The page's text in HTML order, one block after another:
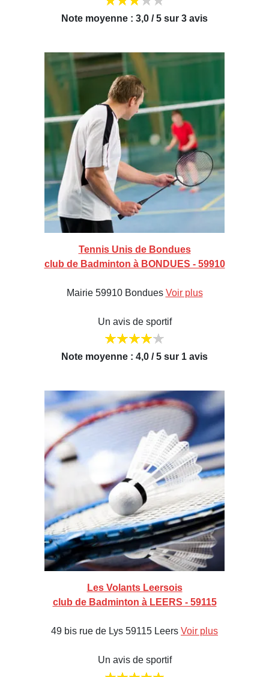
Note moyenne : 3,0 / 5 sur 3 avis
Tennis Unis de Bondues
club de Badminton à BONDUES - 59910
Mairie 59910 Bondues Voir plus
Un avis de sportif
Note moyenne : 4,0 / 5 sur 1 avis
Les Volants Leersois
club de Badminton à LEERS - 59115
49 bis rue de Lys 59115 Leers Voir plus
Un avis de sportif